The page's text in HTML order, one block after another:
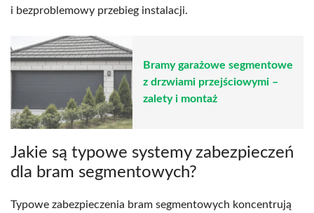
i bezproblemowy przebieg instalacji.
Bramy garażowe segmentowe
z drzwiami przejściowymi –
zalety i montaż
Jakie są typowe systemy zabezpieczeń
dla bram segmentowych?
Typowe zabezpieczenia bram segmentowych koncentrują